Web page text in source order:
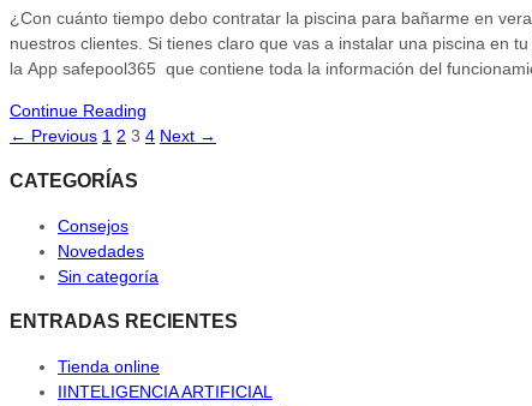
¿Con cuánto tiempo debo contratar la piscina para bañarme en
nuestros clientes. Si tienes claro que vas a instalar una piscina en
la App safepool365 que contiene toda la información del
Continue Reading
← Previous 1 2 3 4 Next →
CATEGORÍAS
Consejos
Novedades
Sin categoría
ENTRADAS RECIENTES
Tienda online
IINTELIGENCIA ARTIFICIAL